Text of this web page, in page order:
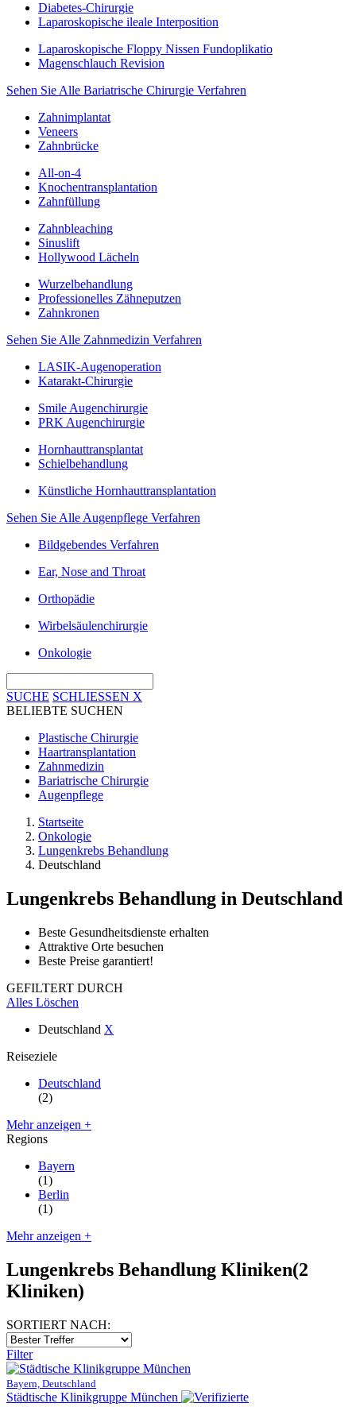
Diabetes-Chirurgie
Laparoskopische ileale Interposition
Laparoskopische Floppy Nissen Fundoplikatio
Magenschlauch Revision
Sehen Sie Alle Bariatrische Chirurgie Verfahren
Zahnimplantat
Veneers
Zahnbrücke
All-on-4
Knochentransplantation
Zahnfüllung
Zahnbleaching
Sinuslift
Hollywood Lächeln
Wurzelbehandlung
Professionelles Zähneputzen
Zahnkronen
Sehen Sie Alle Zahnmedizin Verfahren
LASIK-Augenoperation
Katarakt-Chirurgie
Smile Augenchirurgie
PRK Augenchirurgie
Hornhauttransplantat
Schielbehandlung
Künstliche Hornhauttransplantation
Sehen Sie Alle Augenpflege Verfahren
Bildgebendes Verfahren
Ear, Nose and Throat
Orthopädie
Wirbelsäulenchirurgie
Onkologie
SUCHE SCHLIESSEN X
BELIEBTE SUCHEN
Plastische Chirurgie
Haartransplantation
Zahnmedizin
Bariatrische Chirurgie
Augenpflege
Startseite
Onkologie
Lungenkrebs Behandlung
Deutschland
Lungenkrebs Behandlung in Deutschland
Beste Gesundheitsdienste erhalten
Attraktive Orte besuchen
Beste Preise garantiert!
GEFILTERT DURCH
Alles Löschen
Deutschland X
Reiseziele
Deutschland
(2)
Mehr anzeigen +
Regions
Bayern
(1)
Berlin
(1)
Mehr anzeigen +
Lungenkrebs Behandlung Kliniken(2
Kliniken)
SORTIERT NACH:
Filter
Bayern, Deutschland
Städtische Klinikgruppe München